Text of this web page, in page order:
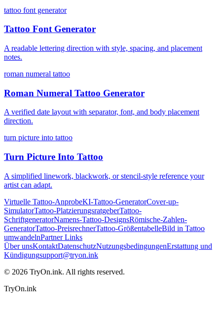
tattoo font generator
Tattoo Font Generator
A readable lettering direction with style, spacing, and placement
notes.
roman numeral tattoo
Roman Numeral Tattoo Generator
A verified date layout with separator, font, and body placement
direction.
turn picture into tattoo
Turn Picture Into Tattoo
A simplified linework, blackwork, or stencil-style reference your
artist can adapt.
Virtuelle Tattoo-AnprobeKI-Tattoo-GeneratorCover-up-
SimulatorTattoo-PlatzierungsratgeberTattoo-
SchriftgeneratorNamens-Tattoo-DesignsRömische-Zahlen-
GeneratorTattoo-PreisrechnerTattoo-GrößentabelleBild in Tattoo
umwandelnPartner Links
Über unsKontaktDatenschutzNutzungsbedingungenErstattung und
Kündigungsupport@tryon.ink
© 2026 TryOn.ink. All rights reserved.
TryOn.ink